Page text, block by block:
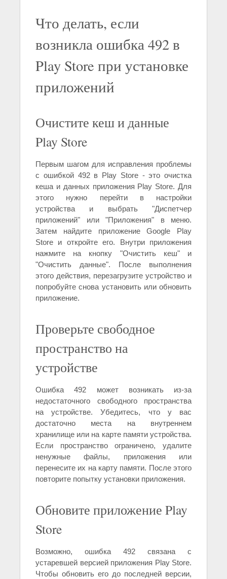
Что делать, если
возникла ошибка 492 в
Play Store при установке
приложений
Очистите кеш и данные
Play Store
Первым шагом для исправления проблемы
с ошибкой 492 в Play Store - это очистка
кеша и данных приложения Play Store. Для
этого нужно перейти в настройки
устройства и выбрать "Диспетчер
приложений" или "Приложения" в меню.
Затем найдите приложение Google Play
Store и откройте его. Внутри приложения
нажмите на кнопку "Очистить кеш" и
"Очистить данные". После выполнения
этого действия, перезагрузите устройство и
попробуйте снова установить или обновить
приложение.
Проверьте свободное
пространство на
устройстве
Ошибка 492 может возникать из-за
недостаточного свободного пространства
на устройстве. Убедитесь, что у вас
достаточно места на внутреннем
хранилище или на карте памяти устройства.
Если пространство ограничено, удалите
ненужные файлы, приложения или
перенесите их на карту памяти. После этого
повторите попытку установки приложения.
Обновите приложение Play
Store
Возможно, ошибка 492 связана с
устаревшей версией приложения Play Store.
Чтобы обновить его до последней версии,